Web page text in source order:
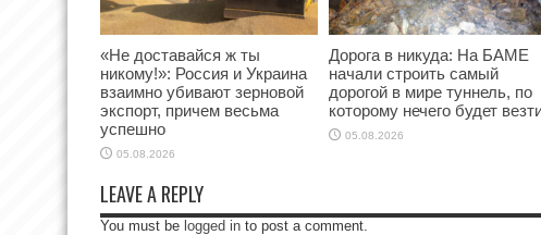
«Не доставайся ж ты
никому!»: Россия и Украина
взаимно убивают зерновой
экспорт, причем весьма
успешно
05.08.2026
Дорога в никуда: На БАМЕ
начали строить самый
дорогой в мире туннель, по
которому нечего будет
05.08.2026
LEAVE A REPLY
You must be logged in to post a comment.